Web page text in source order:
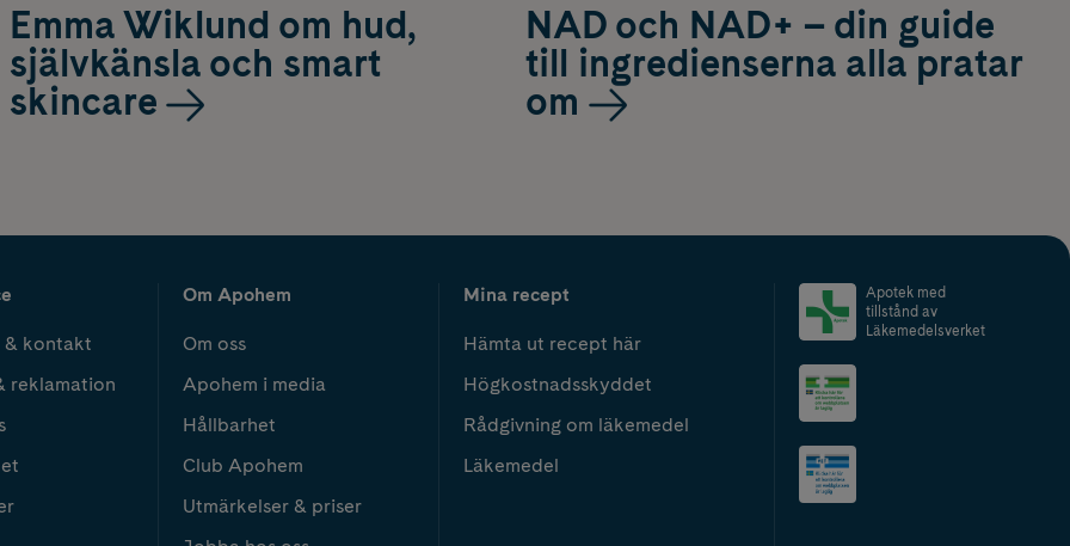
Emma Wiklund om hud,
självkänsla och smart
skincare
NAD och NAD+ – din guide
till ingredienserna alla pratar
om
& kontakt
reklamation
Om Apohem
Om oss
Apohem i media
Hållbarhet
Club Apohem
Utmärkelser & priser
Mina recept
Hämta ut recept här
Högkostnadsskyddet
Rådgivning om läkemedel
Läkemedel
Apotek med
tillstånd av
Läkemedelsverket